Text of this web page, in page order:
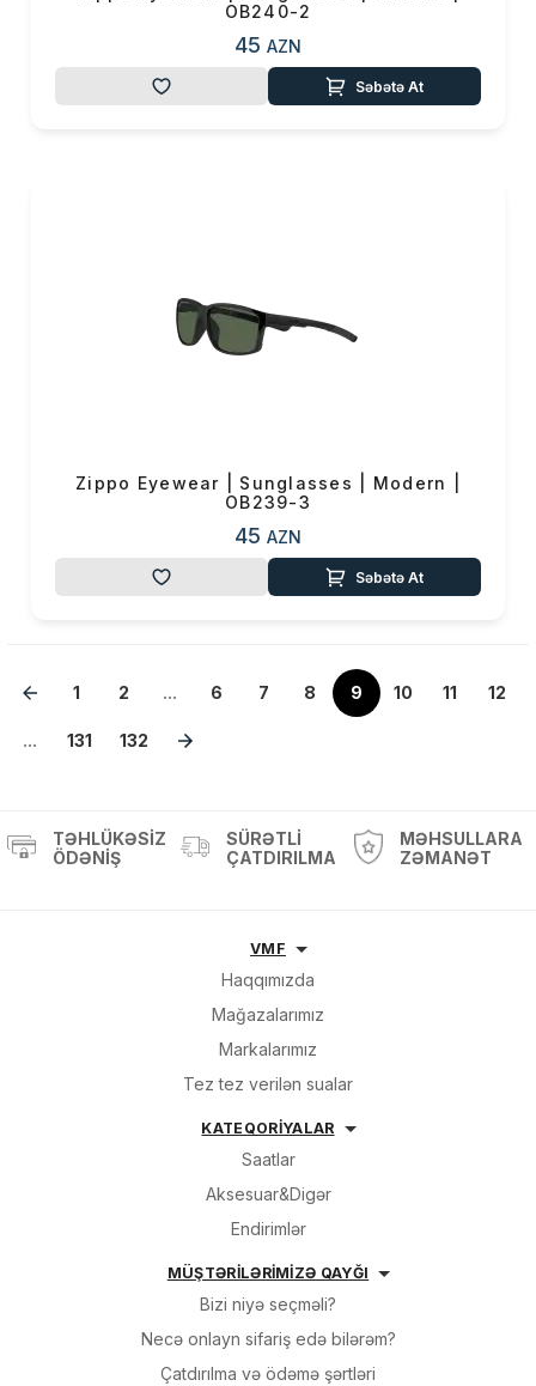
OB240-2
45 AZN
Səbətə At
Zippo Eyewear | Sunglasses | Modern |
OB239-3
45 AZN
Səbətə At
1 2 ... 6 7 8 9 10 11 12
... 131 132
TƏHLÜKƏSIZ
ÖDƏNIŞ
SÜRƏTLI
ÇATDIRILMA
MƏHSULLARA
ZƏMANƏT
VMF
Haqqımızda
Mağazalarımız
Markalarımız
Tez tez verilən sualar
KATEQORİYALAR
Saatlar
Aksesuar&Digər
Endirimlər
MÜŞTƏRİLƏRİMİZƏ QAYĞI
Bizi niyə seçməli?
Necə onlayn sifariş edə bilərəm?
Çatdırılma və ödəmə şərtləri